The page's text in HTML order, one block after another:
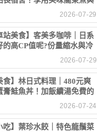
2026-07-29
站美食】客美多咖啡｜日系
的高CP值呢?份量縮水與冷
2026-07-29
食】林日式料理｜480元爽
膏鮭魚丼！加飯續湯免費的
2026-07-24
吃】葉珍水餃｜特色龍鬚菜